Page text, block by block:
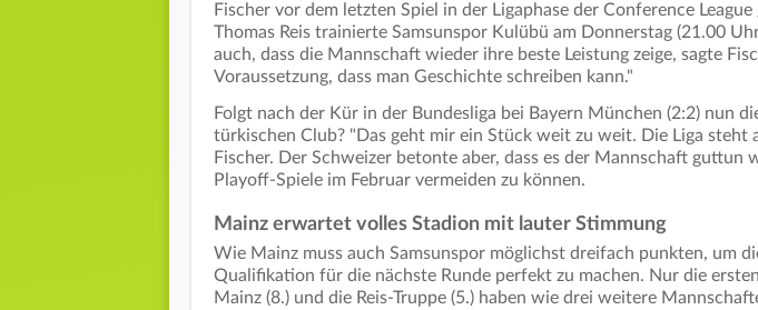
Fischer vor dem letzten Spiel in der Ligaphase der Conference League
Thomas Reis trainierte Samsunspor Kulübü am Donnerstag (21.00
auch, dass die Mannschaft wieder ihre beste Leistung zeige, sagte
Voraussetzung, dass man Geschichte schreiben kann."
Folgt nach der Kür in der Bundesliga bei Bayern München (2:2) nun
türkischen Club? "Das geht mir ein Stück weit zu weit. Die Liga steht
Fischer. Der Schweizer betonte aber, dass es der Mannschaft guttun
Playoff-Spiele im Februar vermeiden zu können.
Mainz erwartet volles Stadion mit lauter Stimmung
Wie Mainz muss auch Samsunspor möglichst dreifach punkten, um
Qualifikation für die nächste Runde perfekt zu machen. Nur die
Mainz (8.) und die Reis-Truppe (5.) haben wie drei weitere